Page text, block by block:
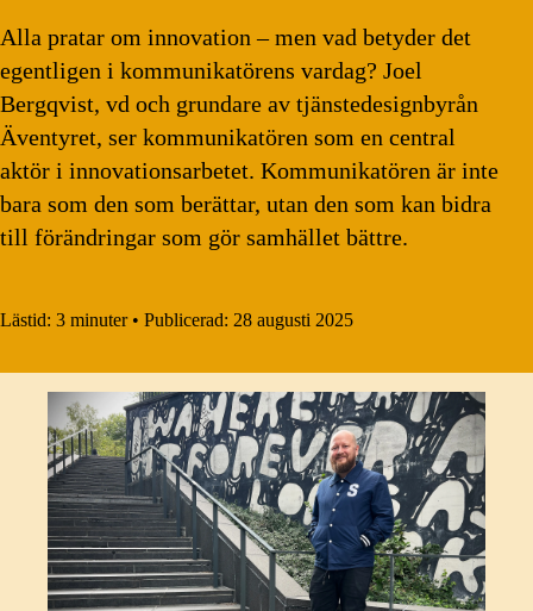
Alla pratar om innovation – men vad betyder det
egentligen i kommunikatörens vardag? Joel
Bergqvist, vd och grundare av tjänstedesignbyrån
Äventyret, ser kommunikatören som en central
aktör i innovationsarbetet. Kommunikatören är inte
bara som den som berättar, utan den som kan bidra
till förändringar som gör samhället bättre.
Lästid: 3 minuter • Publicerad: 28 augusti 2025